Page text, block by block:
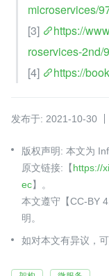
microservices/
[3]
https://
roservices-2nd/
[4]
https://
发布于: 2021-10-30
版权声明: 本文为
原文链接:【https://
ec】。
本文遵守【CC-BY
明。
如对本文有异议，可